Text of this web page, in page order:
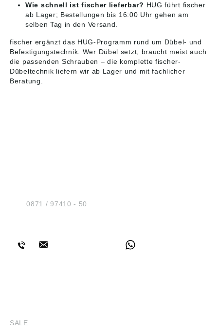
Wie schnell ist fischer lieferbar? HUG führt fischer
ab Lager; Bestellungen bis 16:00 Uhr gehen am
selben Tag in den Versand.
fischer ergänzt das HUG-Programm rund um Dübel- und
Befestigungstechnik . Wer Dübel setzt, braucht meist auch
die passenden Schrauben – die komplettefischer-
Dübeltechnik liefern wir ab Lager und mit fachlicher
Beratung.
Tel.:0871 / 97410 - 50
SALE